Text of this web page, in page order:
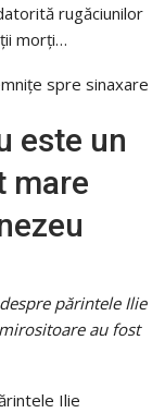
rugăciunilor
morţi…
spre sinaxare
este un
mare
părintele Ilie
au fost
Ilie